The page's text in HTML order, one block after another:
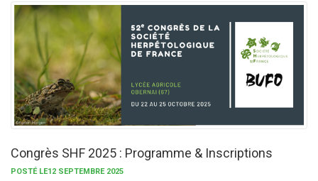
Congrès SHF 2025 : Programme & Inscriptions
POSTÉ LE12 SEPTEMBRE 2025